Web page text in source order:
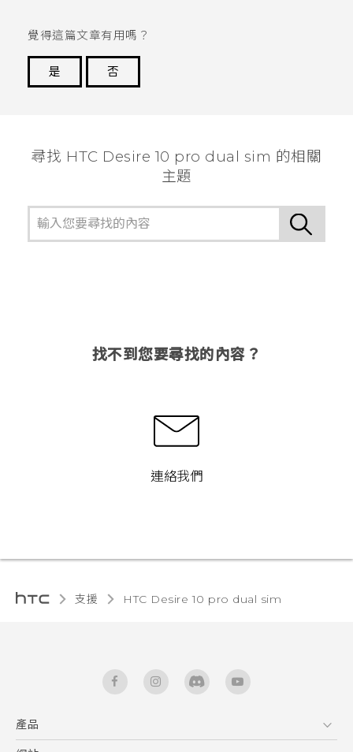
覺得這篇文章有用嗎？
是
否
尋找 HTC Desire 10 pro dual sim 的相關
主題
找不到您要尋找的內容？
連絡我們
支援 HTC Desire 10 pro dual sim‎
產品